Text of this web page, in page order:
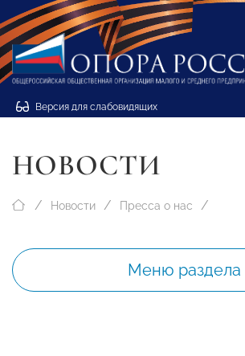
Версия для слабовидящих
НОВОСТИ
Новости Пресса о нас
Меню раздела